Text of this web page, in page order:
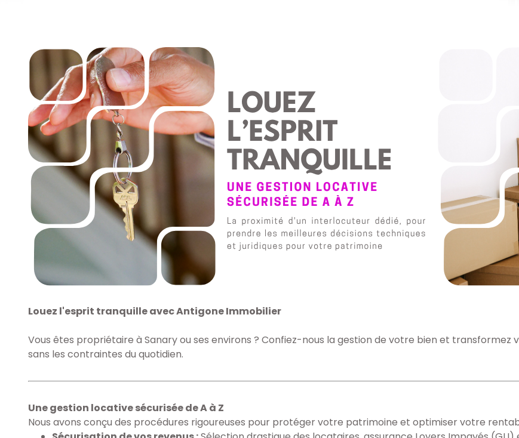
immobilier professionnel
viager
Louez l'esprit tranquille avec Antigone Immobilier
Vous êtes propriétaire à Sanary ou ses environs ? Confiez-nous la gestion de votre bien et
sans les contraintes du quotidien.
Une gestion locative sécurisée de A à Z
Nous avons conçu des procédures rigoureuses pour protéger votre patrimoine et optimiser votre